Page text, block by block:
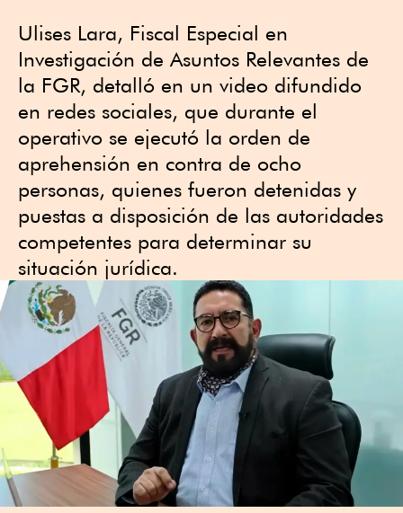
Ulises Lara, Fiscal Especial en
Investigación de Asuntos Relevantes de
la FGR, detalló en un video difundido
en redes sociales, que durante el
operativo se ejecutó la orden de
aprehensión en contra de ocho
personas, quienes fueron detenidas y
puestas a disposición de las autoridades
competentes para determinar su
situación jurídica.